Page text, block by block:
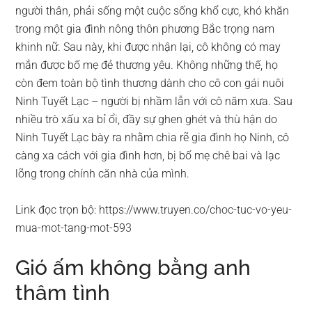
người thân, phải sống một cuộc sống khổ cực, khó khăn
trong một gia đình nông thôn phương Bắc trọng nam
khinh nữ. Sau này, khi được nhận lại, cô không có may
mắn được bố mẹ đẻ thương yêu. Không những thế, họ
còn đem toàn bộ tình thương dành cho cô con gái nuôi
Ninh Tuyết Lạc – người bị nhầm lẫn với cô năm xưa. Sau
nhiều trò xấu xa bỉ ổi, đầy sự ghen ghét và thù hận do
Ninh Tuyết Lạc bày ra nhằm chia rẽ gia đình họ Ninh, cô
càng xa cách với gia đình hơn, bị bố mẹ chê bai và lạc
lõng trong chính căn nhà của mình.
Link đọc trọn bộ: https://www.truyen.co/choc-tuc-vo-yeu-
mua-mot-tang-mot-593
Gió ấm không bằng anh
thâm tình